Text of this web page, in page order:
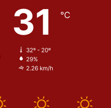
31 ℃
32º - 20º
29%
2.26 km/h